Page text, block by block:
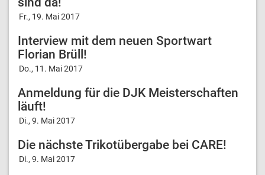
Fr., 19. Mai 2017
Interview mit dem neuen Sportwart
Florian Brüll!
Do., 11. Mai 2017
Anmeldung für die DJK Meisterschaften
läuft!
Di., 9. Mai 2017
Die nächste Trikotübergabe bei CARE!
Di., 9. Mai 2017